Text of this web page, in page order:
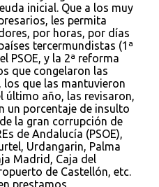
inicial. Que a los muy
les permita
por horas, por días
tercermundistas (1ª
PSOE, y la 2ª reforma
que congelaron las
los que las mantuvieron
último año, las revisaron,
un porcentaje de insulto
la gran corrupción de
de Andalucía (PSOE),
Urdangarin, Palma
Madrid, Caja del
de Castellón, etc.
prestamos